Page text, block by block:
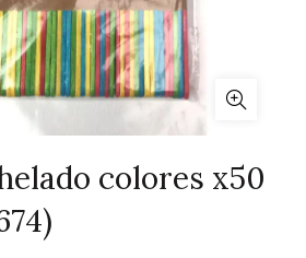
colores x50